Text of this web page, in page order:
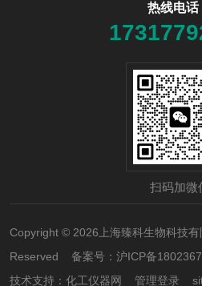
热线电话
扫码加微
Copyright © 2026上海臻科生物科技
Reserved 备案号： 沪ICP备
技术支持： 化工仪器网 管理登录